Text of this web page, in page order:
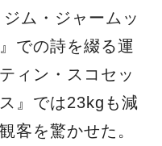
ム・ジャームッ
での詩を綴る運
ィン・スコセッ
』では23kgも減
客を驚かせた。